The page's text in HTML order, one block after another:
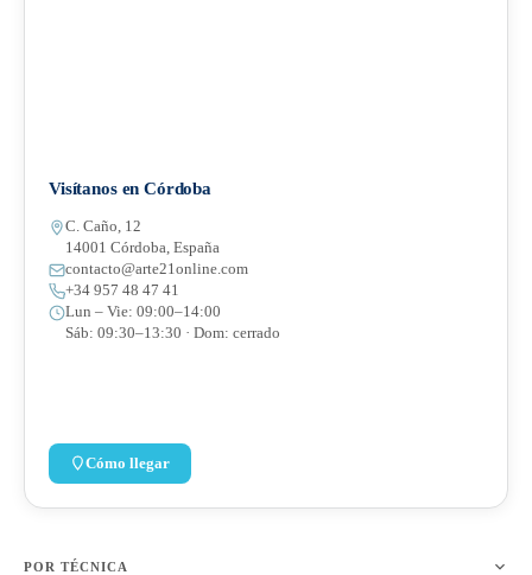
POR TÉCNICA
Visítanos en Córdoba
C. Caño, 12
14001 Córdoba, España
contacto@arte21online.com
+34 957 48 47 41
Lun – Vie: 09:00–14:00
Sáb: 09:30–13:30 · Dom: cerrado
Cómo llegar